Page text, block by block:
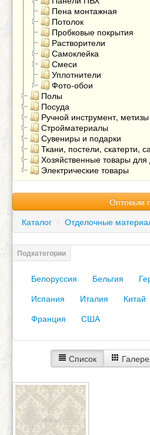
Пена монтажная
Потолок
Пробковые покрытия
Растворители
Самоклейка
Смеси
Уплотнители
Фото-обои
Полы
Посуда
Ручной инструмент, метизы
Стройматериалы
Сувениры и подарки
Ткани, постели, скатерти,
Хозяйственные товары
Электрические товары
Оптовым
Каталог / Отделочные
Белоруссия Бельгия
Испания
Италия Китай
Франция
США
Список